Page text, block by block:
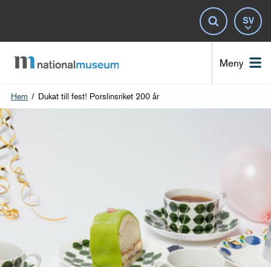
Meny
Sök
Hem / Dukat till fest! Porslinsriket 200 år